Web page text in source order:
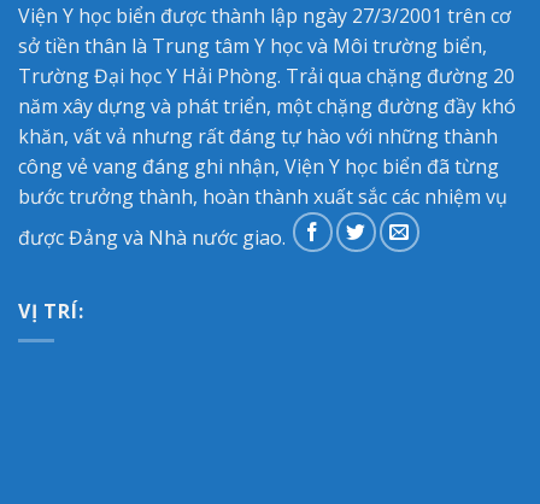
Viện Y học biển được thành lập ngày 27/3/2001 trên cơ
sở tiền thân là Trung tâm Y học và Môi trường biển,
Trường Đại học Y Hải Phòng. Trải qua chặng đường 20
năm xây dựng và phát triển, một chặng đường đầy khó
khăn, vất vả nhưng rất đáng tự hào với những thành
công vẻ vang đáng ghi nhận, Viện Y học biển đã từng
bước trưởng thành, hoàn thành xuất sắc các nhiệm vụ
được Đảng và Nhà nước giao.
VỊ TRÍ: